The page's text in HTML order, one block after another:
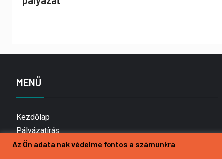
MENÜ
Kezdőlap
Pályázatírás
Bemutatkozás
Az Ön adatainak védelme fontos a számunkra